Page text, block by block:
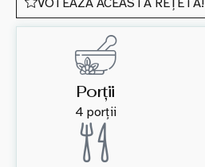
Porții
4 porții